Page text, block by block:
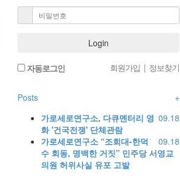
Login
자동로그인 회원가입 | 정보찾기
+
Posts
09.18
가로세로연구소, 다큐멘터리 영
화 '건국전쟁' 단체관람
09.18
가로세로연구소 “조희대-한덕
수 회동, 명백한 거짓” 민주당 서영교
의원 허위사실 유포 고발